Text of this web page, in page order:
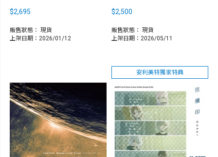
$2,695
販售狀態： 現貨
上架日期：2026/01/12
$2,500
販售狀態： 現貨
上架日期：2026/05/11
安利美特獨家特典